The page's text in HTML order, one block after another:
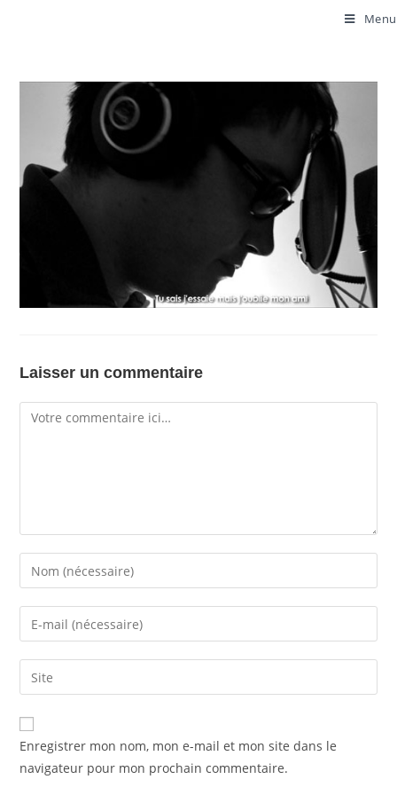
Menu
Laisser un commentaire
Enregistrer mon nom, mon e-mail et mon site dans le
navigateur pour mon prochain commentaire.